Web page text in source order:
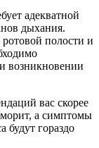
адекватной
дыхания.
полости и
возникновении
вас скорее
а симптомы
будут гораздо